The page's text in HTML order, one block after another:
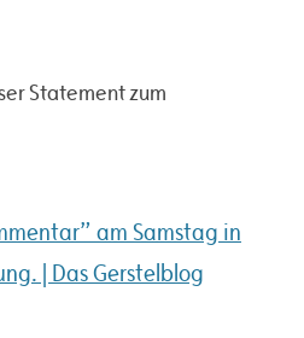
Statement zum
am Samstag in
| Das Gerstelblog